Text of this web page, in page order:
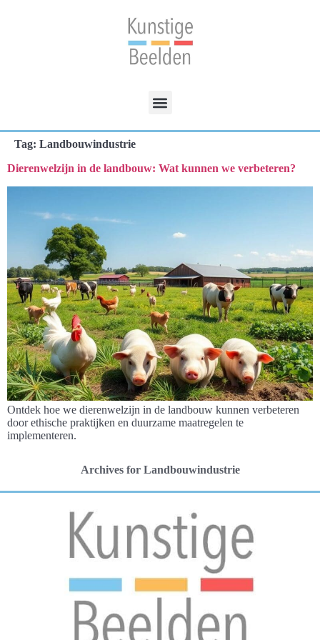
Tag: Landbouwindustrie
Dierenwelzijn in de landbouw: Wat kunnen we verbeteren?
Ontdek hoe we dierenwelzijn in de landbouw kunnen verbeteren
door ethische praktijken en duurzame maatregelen te
implementeren.
Archives for Landbouwindustrie